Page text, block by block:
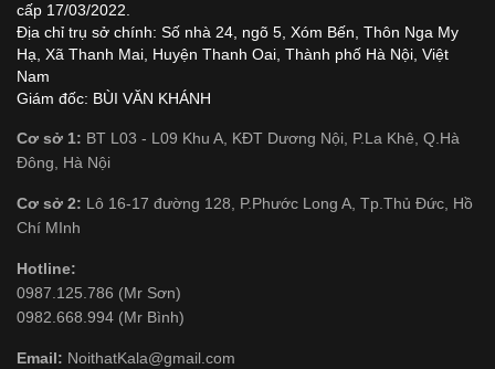
cấp 17/03/2022.
Địa chỉ trụ sở chính: Số nhà 24, ngõ 5, Xóm Bến, Thôn Nga My
Hạ, Xã Thanh Mai, Huyện Thanh Oai, Thành phố Hà Nội, Việt
Nam
Giám đốc: BÙI VĂN KHÁNH
Cơ sở 1: BT L03 - L09 Khu A, KĐT Dương Nội, P.La Khê, Q.Hà
Đông, Hà Nội
Cơ sở 2: Lô 16-17 đường 128, P.Phước Long A, Tp.Thủ Đức, Hồ
Chí MInh
Hotline:
0987.125.786 (Mr Sơn)
0982.668.994 (Mr Bình)
Email: NoithatKala@gmail.com